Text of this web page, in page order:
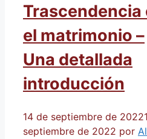
Trascendencia
el matrimonio –
Una detallada
introducción
14 de septiembre de 2022
septiembre de 2022 por